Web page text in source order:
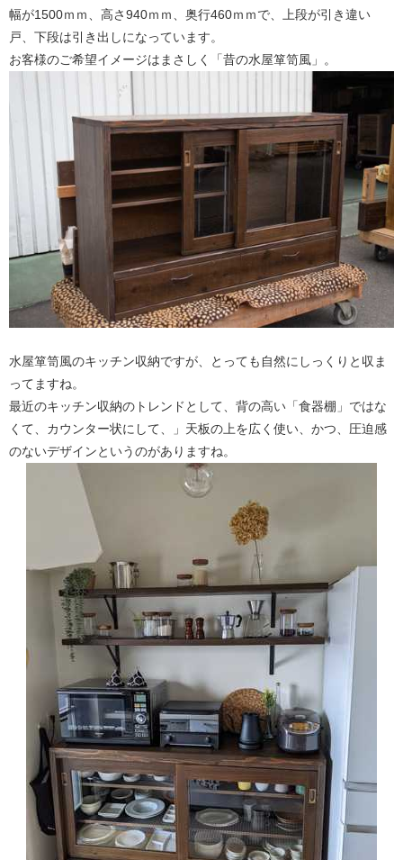
幅が1500ｍｍ、高さ940ｍｍ、奥行460ｍｍで、上段が引き違い
戸、下段は引き出しになっています。
お客様のご希望イメージはまさしく「昔の水屋箪笥風」。
水屋箪笥風のキッチン収納ですが、とっても自然にしっくりと収ま
ってますね。
最近のキッチン収納のトレンドとして、背の高い「食器棚」ではな
くて、カウンター状にして、」天板の上を広く使い、かつ、圧迫感
のないデザインというのがありますね。